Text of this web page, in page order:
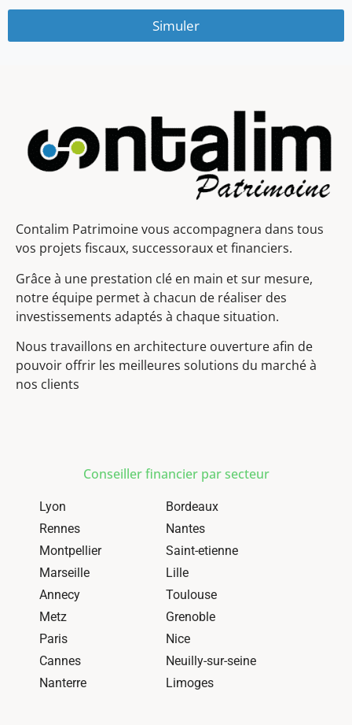
Simuler
Contalim Patrimoine vous accompagnera dans tous
vos projets fiscaux, successoraux et financiers.
Grâce à une prestation clé en main et sur mesure,
notre équipe permet à chacun de réaliser des
investissements adaptés à chaque situation.
Nous travaillons en architecture ouverture afin de
pouvoir offrir les meilleures solutions du marché à
nos clients
Conseiller financier par secteur
Lyon
Bordeaux
Rennes
Nantes
Montpellier
Saint-etienne
Marseille
Lille
Annecy
Toulouse
Metz
Grenoble
Paris
Nice
Cannes
Neuilly-sur-seine
Nanterre
Limoges